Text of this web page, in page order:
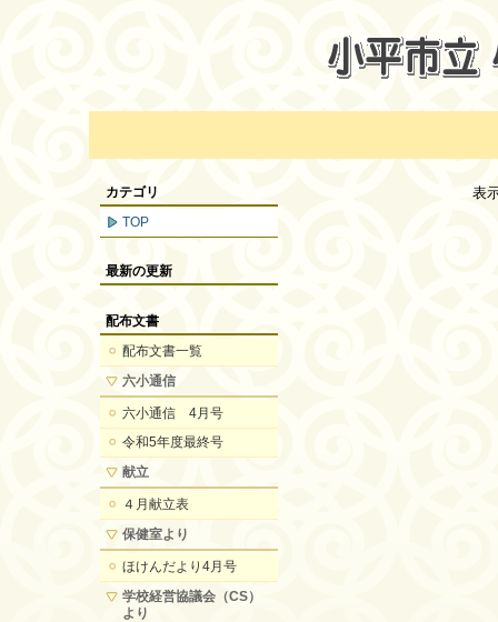
カテゴリ
TOP
最新の更新
配布文書
配布文書一覧
六小通信
六小通信 4月号
令和5年度最終号
献立
４月献立表
保健室より
ほけんだより4月号
学校経営協議会（CS）
より
表